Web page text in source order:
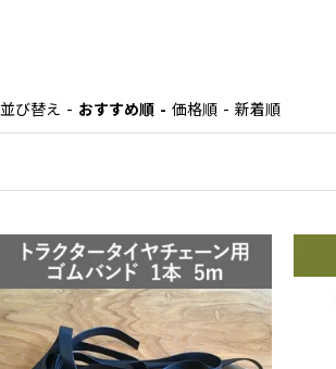
並び替え おすすめ順 価格順 新着順